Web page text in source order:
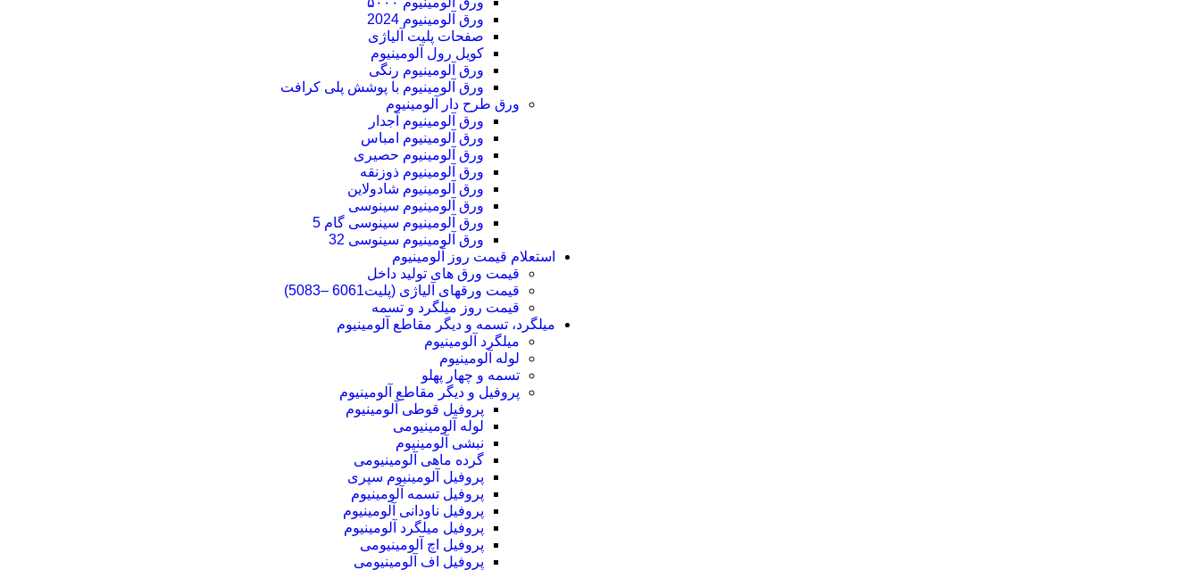
ورق آلومینیوم 2024
صفحات پلیت آلیاژی
کویل رول آلومینیوم
ورق‌ آلومینیوم رنگی
ورق آلومینیوم با پوشش پلی کرافت
ورق طرح دار آلومینیوم
ورق آلومینیوم آجدار
ورق آلومینیوم امباس
ورق آلومینیوم حصیری
ورق آلومینیوم ذوزنقه
ورق آلومینیوم شادولاین
ورق آلومینیوم سینوسی
ورق آلومینیوم سینوسی گام 5
ورق آلومینیوم سینوسی 32
استعلام قیمت روز آلومینیوم
قیمت ورق های تولید داخل
قیمت ورقهای آلیاژی (پلیت6061 –5083)
قیمت روز میلگرد و تسمه
میلگرد، تسمه و دیگر مقاطع آلومینیوم
میلگرد آلومینیوم
لوله آلومینیوم
تسمه و چهار پهلو
پروفیل و دیگر مقاطع آلومینیوم
پروفیل قوطی آلومینیوم
لوله آلومینیومی
نبشی آلومینیوم
گرده ماهی آلومینیومی
پروفیل آلومینیوم سپری
پروفیل تسمه آلومینیوم
پروفیل ناودانی آلومینیوم
پروفیل میلگرد آلومینیوم
پروفیل اچ آلومینیومی
پروفیل اف آلومینیومی